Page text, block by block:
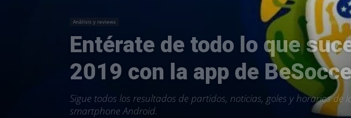
Análisis y reviews
Entérate de todo lo que
2019 con la app de
Sigue todos los resultados de partidos, noticias, goles y horarios de
smartphone Android.